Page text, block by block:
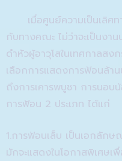
เมื่อศูนย์ความเป็นเลิศ
กับทางคณะ ไม่ว่าจะเป็นงา
ดำหัวผู้อาวุโสในเทศกาลสง
เลือกการแสดงการฟ้อนล้า
ถึงการเคารพบูชา การนอบ
การฟ้อน 2 ประเภท ได้แก่
1. การฟ้อนเล็บ เป็นเอกลัก
มักจะแสดงในโอกาสพิเศษ